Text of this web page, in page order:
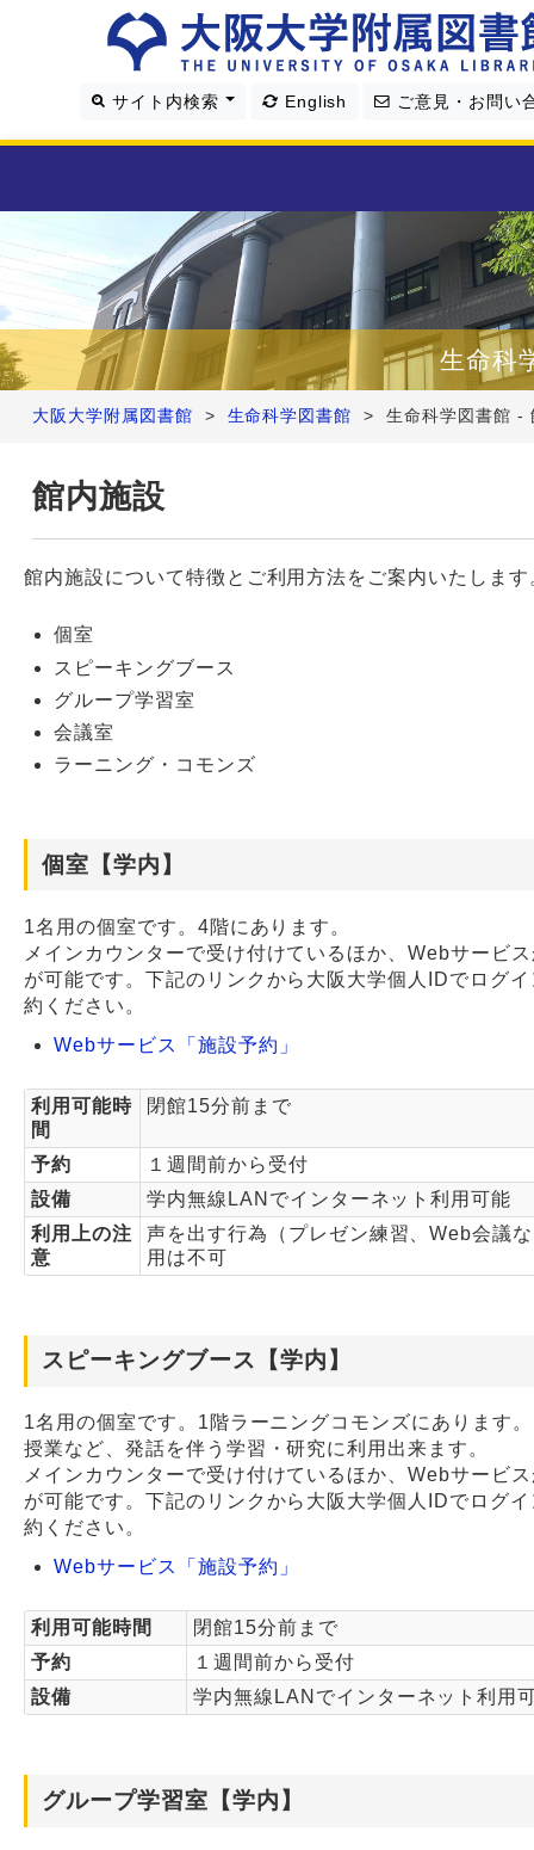
サイト内検索 English ご意見・お問い
利用案内
資料を探す
学習・研究支援
大阪大学附属図書館 > 生命科学図書館 > 生命科学図書館 -
生命科
館内施設
館内施設について特徴とご利用方法をご案内いたします
個室
スピーキングブース
グループ学習室
会議室
ラーニング・コモンズ
個室【学内】
1名用の個室です。4階にあります。
メインカウンターで受け付けているほか、Webサービ
が可能です。下記のリンクから大阪大学個人IDでログ
約ください。
Webサービス「施設予約」
利用可能時
間
閉館15分前まで
予約
１週間前から受付
設備
学内無線LANでインターネット利用可能
利用上の注
意
声を出す行為（プレゼン練習、Web会議
用は不可
スピーキングブース【学内】
1名用の個室です。1階ラーニングコモンズにあります
授業など、発話を伴う学習・研究に利用出来ます。
メインカウンターで受け付けているほか、Webサービ
が可能です。下記のリンクから大阪大学個人IDでログ
約ください。
Webサービス「施設予約」
利用可能時間
閉館15分前まで
予約
１週間前から受付
設備
学内無線LANでインターネット利用
グループ学習室【学内】